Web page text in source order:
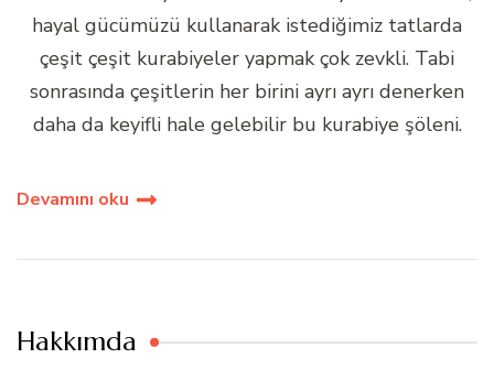
hayal gücümüzü kullanarak istediğimiz tatlarda
çeşit çeşit kurabiyeler yapmak çok zevkli. Tabi
sonrasında çeşitlerin her birini ayrı ayrı denerken
daha da keyifli hale gelebilir bu kurabiye şöleni.
Devamını oku
Hakkımda